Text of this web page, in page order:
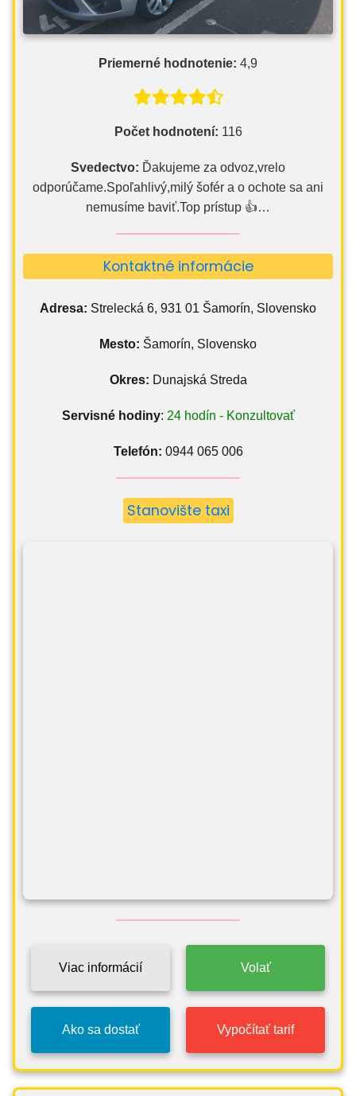
Priemerné hodnotenie: 4,9
Počet hodnotení: 116
Svedectvo: Ďakujeme za odvoz,vrelo
odporúčame.Spoľahlivý,milý šofér a o ochote sa ani
nemusíme baviť.Top prístup 👍…
Kontaktné informácie
Adresa: Strelecká 6, 931 01 Šamorín, Slovensko
Mesto: Šamorín, Slovensko
Okres: Dunajská Streda
Servisné hodiny: 24 hodín - Konzultovať
Telefón: 0944 065 006
Stanovište taxi
Viac informácií Volať
Ako sa dostať Vypočítať tarif